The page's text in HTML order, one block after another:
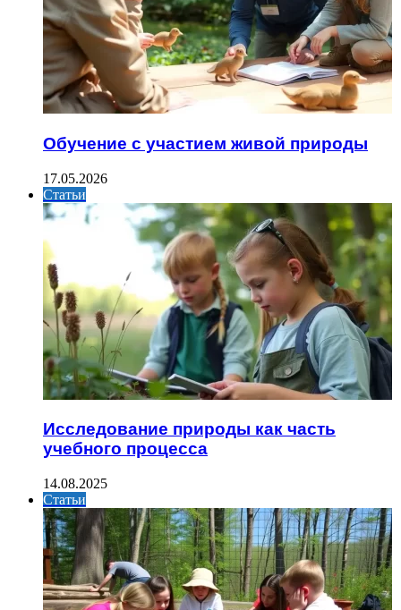
Обучение с участием живой природы
17.05.2026
Статьи
Исследование природы как часть
учебного процесса
14.08.2025
Статьи